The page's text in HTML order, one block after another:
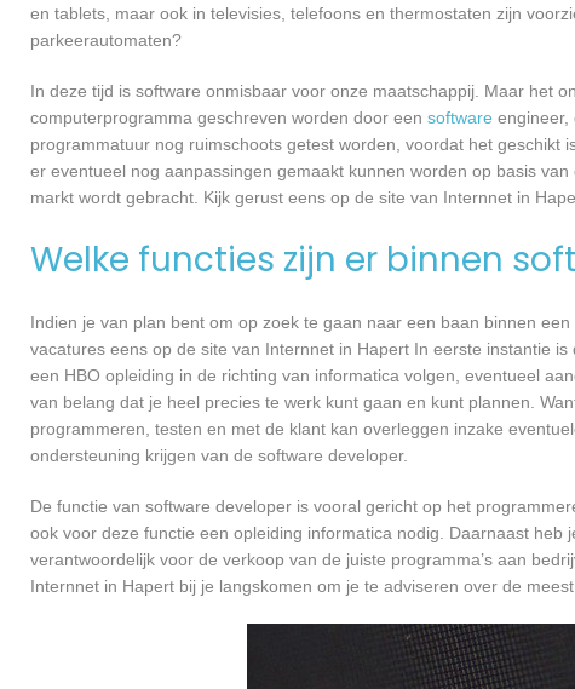
en tablets, maar ook in televisies, telefoons en thermostaten zijn
parkeerautomaten?
In deze tijd is software onmisbaar voor onze maatschappij. Maar het
computerprogramma geschreven worden door een software engineer,
programmatuur nog ruimschoots getest worden, voordat het
er eventueel nog aanpassingen gemaakt kunnen worden op basis
markt wordt gebracht. Kijk gerust eens op de site van Internnet in
Welke functies zijn er binnen
Indien je van plan bent om op zoek te gaan naar een baan binnen
vacatures eens op de site van Internnet in Hapert In eerste instantie
een HBO opleiding in de richting van informatica volgen, eventueel
van belang dat je heel precies te werk kunt gaan en kunt plannen.
programmeren, testen en met de klant kan overleggen inzake
ondersteuning krijgen van de software developer.
De functie van software developer is vooral gericht op het
ook voor deze functie een opleiding informatica nodig. Daarnaast
verantwoordelijk voor de verkoop van de juiste programma’s aan
Internnet in Hapert bij je langskomen om je te adviseren over de